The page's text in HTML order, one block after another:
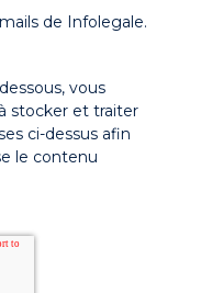
de Infolegale.
vous
stocker et traiter
ci-dessus afin
le contenu